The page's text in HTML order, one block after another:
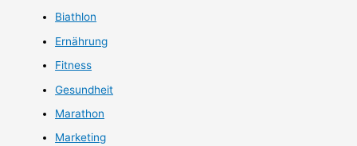
Biathlon
Ernährung
Fitness
Gesundheit
Marathon
Marketing